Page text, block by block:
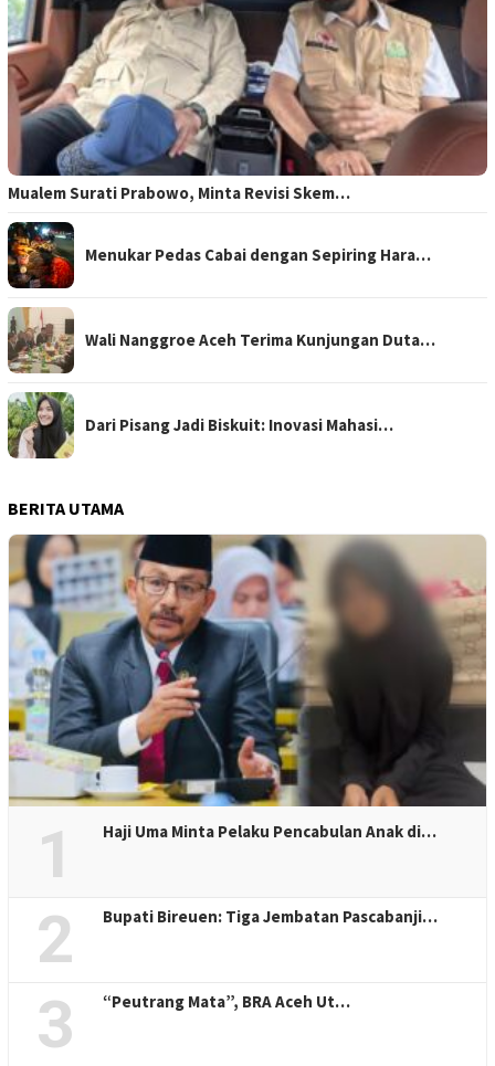
Mualem Surati Prabowo, Minta Revisi Skem…
Menukar Pedas Cabai dengan Sepiring Hara…
Wali Nanggroe Aceh Terima Kunjungan Duta…
Dari Pisang Jadi Biskuit: Inovasi Mahasi…
BERITA UTAMA
1 Haji Uma Minta Pelaku Pencabulan Anak di…
2 Bupati Bireuen: Tiga Jembatan Pascabanji…
3 “Peutrang Mata”, BRA Aceh Ut…